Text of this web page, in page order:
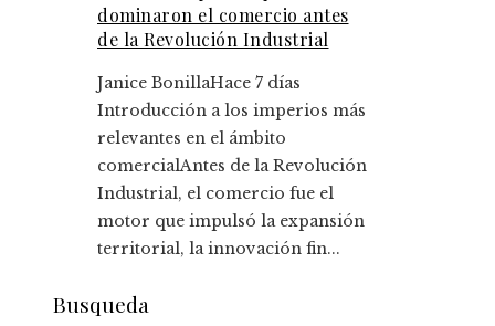
dominaron el comercio antes
de la Revolución Industrial
Janice BonillaHace 7 días
Introducción a los imperios más
relevantes en el ámbito
comercialAntes de la Revolución
Industrial, el comercio fue el
motor que impulsó la expansión
territorial, la innovación fin...
Busqueda